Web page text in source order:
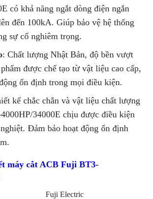
có khả năng ngắt dòng điện ngắn
đến 100kA. Giúp bảo vệ hệ thống
sự cố nghiêm trọng.
: Chất lượng Nhật Bản, độ bền vượt
được chế tạo từ vật liệu cao cấp,
ổn định trong mọi điều kiện.
kế chắc chắn và vật liệu chất lượng
34000E chịu được điều kiện
Đảm bảo hoạt động ổn định
máy cắt ACB Fuji BT3-
Fuji Electric